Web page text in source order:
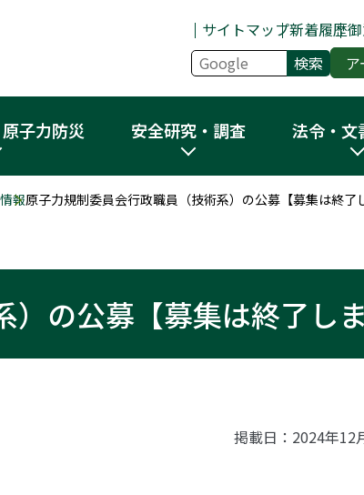
サイトマップ新着履歴
子力防災 安全研究・調査 法令・文
報原子力規制委員会行政職員（技術系）の公募【募集は終了
の公募【募集は終了しま
掲載日：2024年12